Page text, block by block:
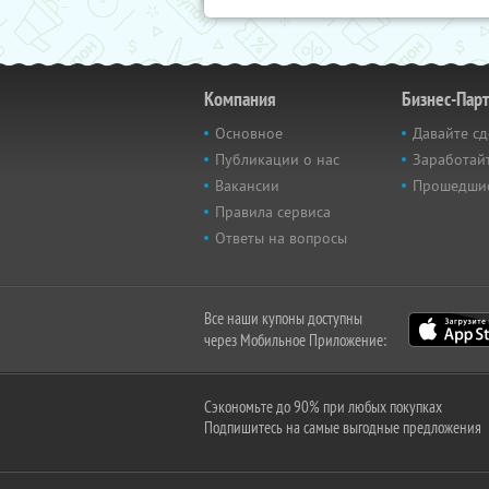
Компания
Основное
Публикации о нас
Вакансии
Правила сервиса
Ответы на вопросы
Бизнес-
Давайте
Все наши купоны доступны
через Мобильное Приложение:
Сэкономьте до 90% при любых покупках
Подпишитесь на самые выгодные предложения